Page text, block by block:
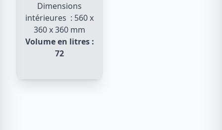
Dimensions
intérieures : 560 x
360 x 360 mm
Volume en litres :
72